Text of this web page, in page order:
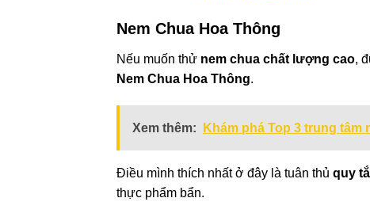
Nem Chua Hoa Thông
Nếu muốn thử nem chua chất lượng cao,
Nem Chua Hoa Thông.
Xem thêm: Khám phá Top 3 trung tâm
Điều mình thích nhất ở đây là tuân thủ quy
thực phẩm bẩn.